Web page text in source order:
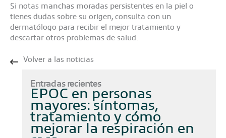
Si notas manchas moradas persistentes en la piel o
tienes dudas sobre su origen, consulta con un
dermatólogo para recibir el mejor tratamiento y
descartar otros problemas de salud.
Volver a las noticias
Entradas recientes
EPOC en personas
mayores: síntomas,
tratamiento y cómo
mejorar la respiración en